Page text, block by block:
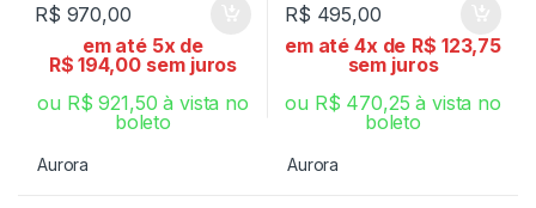
R$ 970,00
em até 5x de
R$ 194,00 sem juros
ou R$ 921,50 à vista no
boleto
Aurora
R$ 495,00
em até 4x de R$ 123,75
sem juros
ou R$ 470,25 à vista no
boleto
Aurora